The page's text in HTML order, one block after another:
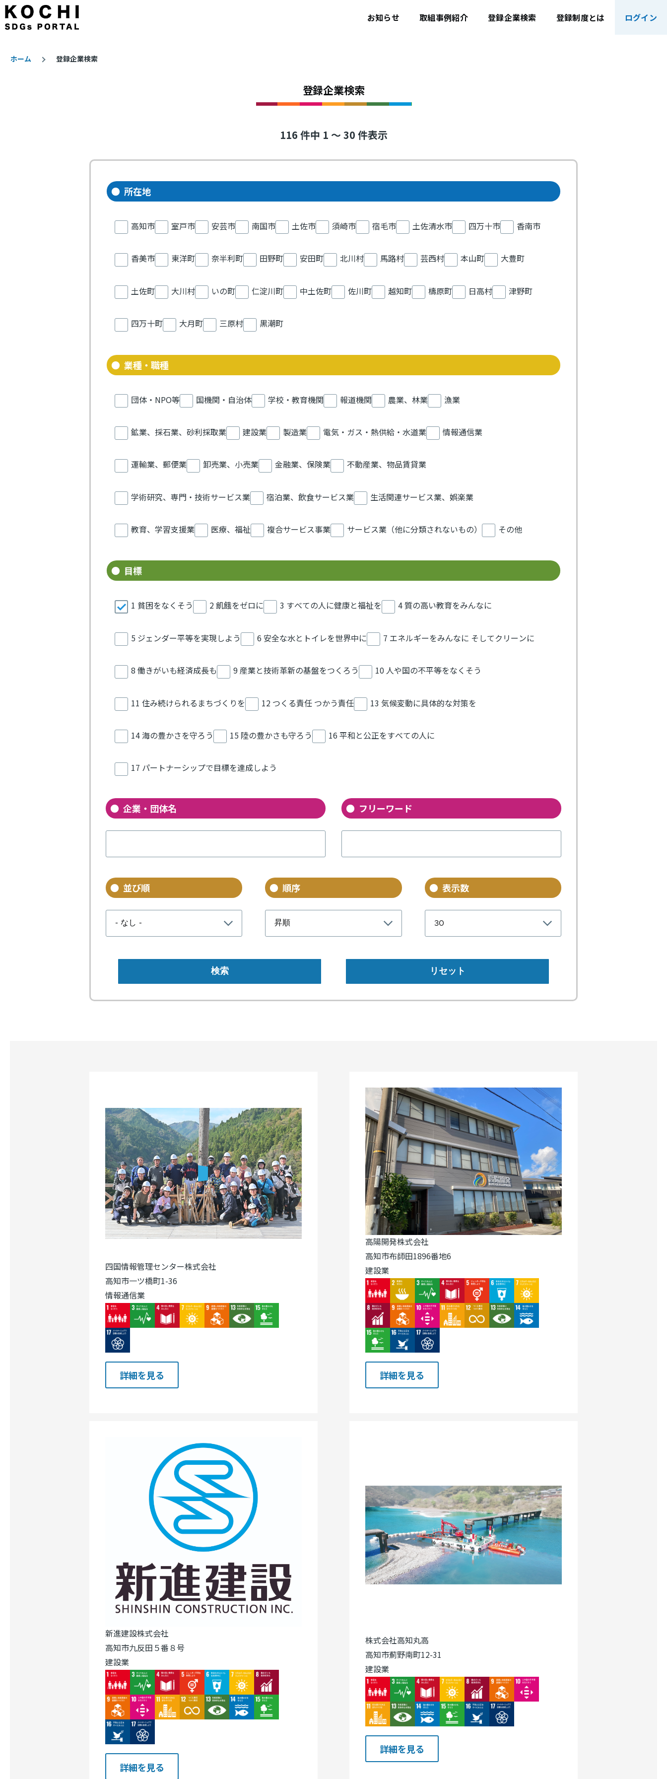
メインコンテンツに移動
メ
ニ
ュ
お知らせ 取組事例紹介 登録企業検索 登録制度とは ログイン
ホーム 登録企業検索
登録企業検索
116 件中 1 ～ 30 件表示
所在地
高知市 室戸市 安芸市 南国市 土佐市 須崎市 宿毛市 土佐清水市 四万十市 香南市
香美市 東洋町 奈半利町 田野町 安田町 北川村 馬路村 芸西村 本山町 大豊町
土佐町 大川村 いの町 仁淀川町 中土佐町 佐川町 越知町 檮原町 日高村 津野町
四万十町 大月町 三原村 黒潮町
業種・職種
団体・NPO等 国機関・自治体 学校・教育機関 報道機関 農業、林業 漁業
鉱業、採石業、砂利採取業 建設業 製造業 電気・ガス・熱供給・水道業 情報通信業
運輸業、郵便業 卸売業、小売業 金融業、保険業 不動産業、物品賃貸業
学術研究、専門・技術サービス業 宿泊業、飲食サービス業 生活関連サービス業、娯楽業
教育、学習支援業 医療、福祉 複合サービス事業 サービス業（他に分類されないもの） その他
目標
1 貧困をなくそう 2 飢餓をゼロに 3 すべての人に健康と福祉を 4 質の高い教育をみんなに
5 ジェンダー平等を実現しよう 6 安全な水とトイレを世界中に 7 エネルギーをみんなに そしてクリーンに
8 働きがいも経済成長も 9 産業と技術革新の基盤をつくろう 10 人や国の不平等をなくそう
11 住み続けられるまちづくりを 12 つくる責任 つかう責任 13 気候変動に具体的な対策を
14 海の豊かさを守ろう 15 陸の豊かさも守ろう 16 平和と公正をすべての人に
17 パートナーシップで目標を達成しよう
企業・団体名 フリーワード
並び順 順序 表示数
四国情報管理センター株式会社
高知市一ツ橋町1-36
情報通信業
Image
Image Image Image Image Image Image
Image
詳細を見る
高陽開発株式会社
高知市布師田1896番地6
建設業
Image
Image Image Image Image Image Image
Image Image Image Image Image Image Image
Image Image Image
詳細を見る
新進建設株式会社
高知市九反田５番８号
建設業
Image
Image Image Image Image Image Image
Image Image Image Image Image Image Image
Image Image
詳細を見る
株式会社高知丸高
高知市薊野南町12-31
建設業
Image
Image Image Image Image Image Image
Image Image Image Image Image Image
詳細を見る